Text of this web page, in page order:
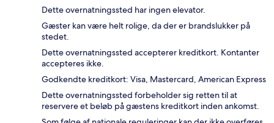
Dette overnatningssted har ingen elevator.
Gæster kan være helt rolige, da der er brandslukker på
stedet.
Dette overnatningssted accepterer kreditkort. Kontanter
accepteres ikke.
Godkendte kreditkort: Visa, Mastercard, American Express
Dette overnatningssted forbeholder sig retten til at
reservere et beløb på gæstens kreditkort inden ankomst.